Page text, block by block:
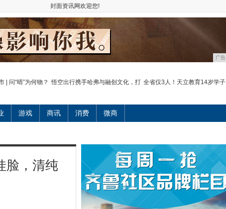
封面资讯网欢迎您!
广告
| 问“晴”为何物？ 悟空出行携手哈弗与融创文化，打 全省仅3人！天立教育14岁学子
游戏 商讯 消费 微商
脸，清纯